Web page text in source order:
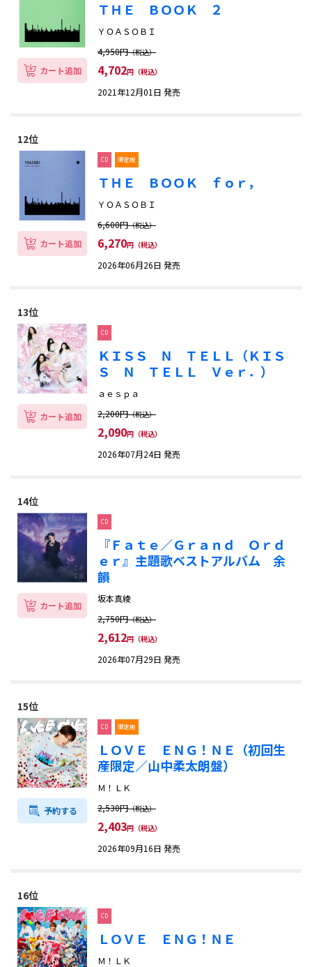
OK
カート追加
ＴＨＥ ＢＯＯＫ ２
ＹＯＡＳＯＢＩ
4,950円（税込）
4,702円（税込）
2021年12月01日 発売
12位
カート追加
CD 限定版
ＴＨＥ ＢＯＯＫ ｆｏｒ，
ＹＯＡＳＯＢＩ
6,600円（税込）
6,270円（税込）
2026年06月26日 発売
13位
カート追加
CD
ＫＩＳＳ Ｎ ＴＥＬＬ（ＫＩＳ
Ｓ Ｎ ＴＥＬＬ Ｖｅｒ．）
ａｅｓｐａ
2,200円（税込）
2,090円（税込）
2026年07月24日 発売
14位
カート追加
CD
『Ｆａｔｅ／Ｇｒａｎｄ Ｏｒｄ
ｅｒ』主題歌ベストアルバム 余
韻
坂本真綾
2,750円（税込）
2,612円（税込）
2026年07月29日 発売
15位
予約する
CD 限定版
ＬＯＶＥ ＥＮＧ！ＮＥ（初回生
産限定／山中柔太朗盤）
Ｍ！ＬＫ
2,530円（税込）
2,403円（税込）
2026年09月16日 発売
16位
CD
ＬＯＶＥ ＥＮＧ！ＮＥ
Ｍ！ＬＫ